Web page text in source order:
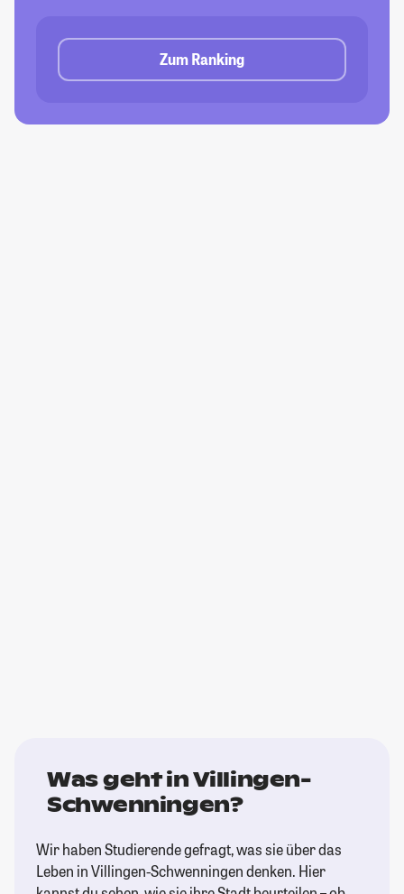
Zum Ranking
Was geht in Villingen-
Schwenningen?
Wir haben Studierende gefragt, was sie über das
Leben in Villingen-Schwenningen denken. Hier